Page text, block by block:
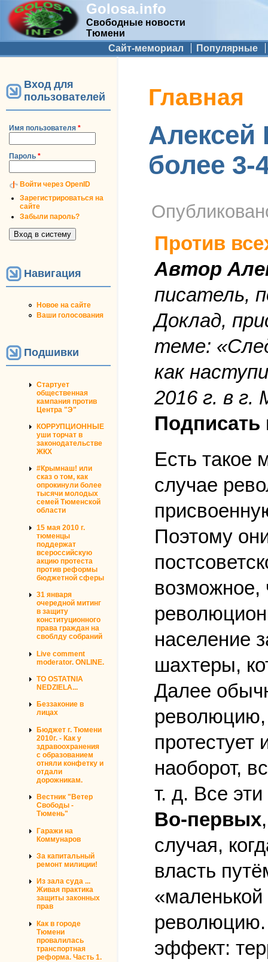
Golosa.info
Свободные новости
Тюмени
Дополнительное меню
Сайт-мемориал Популярные
Вход для
пользователей
Имя пользователя *
Пароль *
Войти через OpenID
Зарегистрироваться на
сайте
Забыли пароль?
Навигация
Новое на сайте
Ваши голосования
Подшивки
Стартует
общественная
кампания против
Центра "Э"
КОРРУПЦИОННЫЕ
уши торчат в
законодательстве
ЖКХ
#Крымнаш! или
сказ о том, как
опрокинули более
тысячи молодых
семей Тюменской
области
15 мая 2010 г.
тюменцы
поддержат
всероссийскую
акцию протеста
против реформы
бюджетной сферы
31 января
очередной митинг
в защиту
конституционного
права граждан на
своблду собраний
Live comment
moderator. ONLINE.
TO OSTATNIA
NEDZIELA...
Беззаконие в
лицах
Бюджет г. Тюмени
2010г. - Как у
здравоохранения
с образованием
отняли конфетку и
отдали
дорожникам.
Вестник "Ветер
Свободы -
Тюмень"
Гаражи на
Коммунаров
За капитальный
ремонт милиции!
Из зала суда ...
Живая практика
защиты законных
прав
Как в городе
Тюмени
провалилась
транспортная
реформа. Часть 1.
Вы здесь
Главная
Алексей
более 3-
Против
Автор
писатель,
Доклад,
теме:
как
2016 г. в г.
Подписать
Есть такое
случае
Поэтому
возможное,
население
шахтеры,
Далее
революцию,
наоборот,
т. д. Все
Во-первых
случая,
власть
революцию.
эффект: